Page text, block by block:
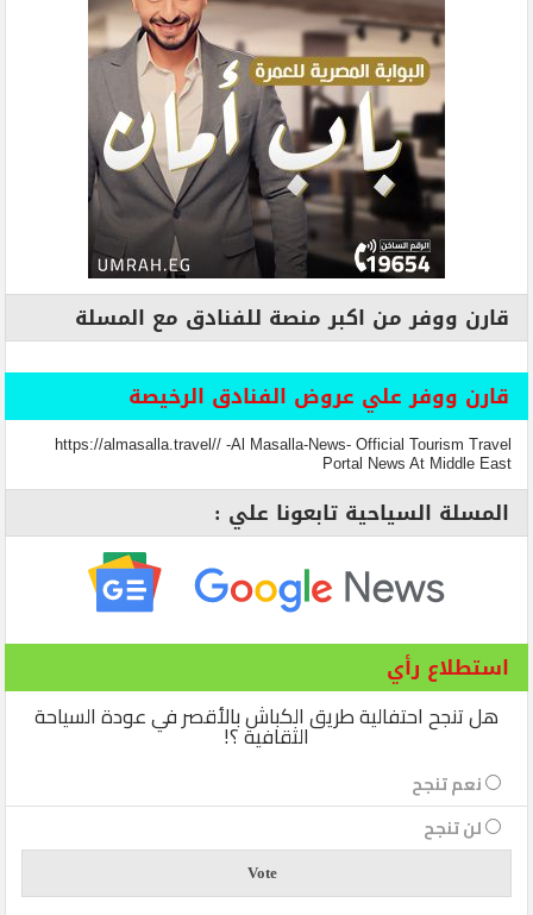
قارن ووفر من اكبر منصة للفنادق مع المسلة
قارن ووفر علي عروض الفنادق الرخيصة
https://almasalla.travel// -Al Masalla-News- Official Tourism Travel
Portal News At Middle East
المسلة السياحية تابعونا علي :
استطلاع رأي
هل تنجح احتفالية طريق الكباش بالأقصر في عودة السياحة
الثقافية ؟!
نعم تنجح
لن تنجح